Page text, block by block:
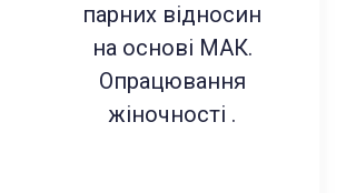
парних відносин
на основі МАК.
Опрацювання
жіночності .